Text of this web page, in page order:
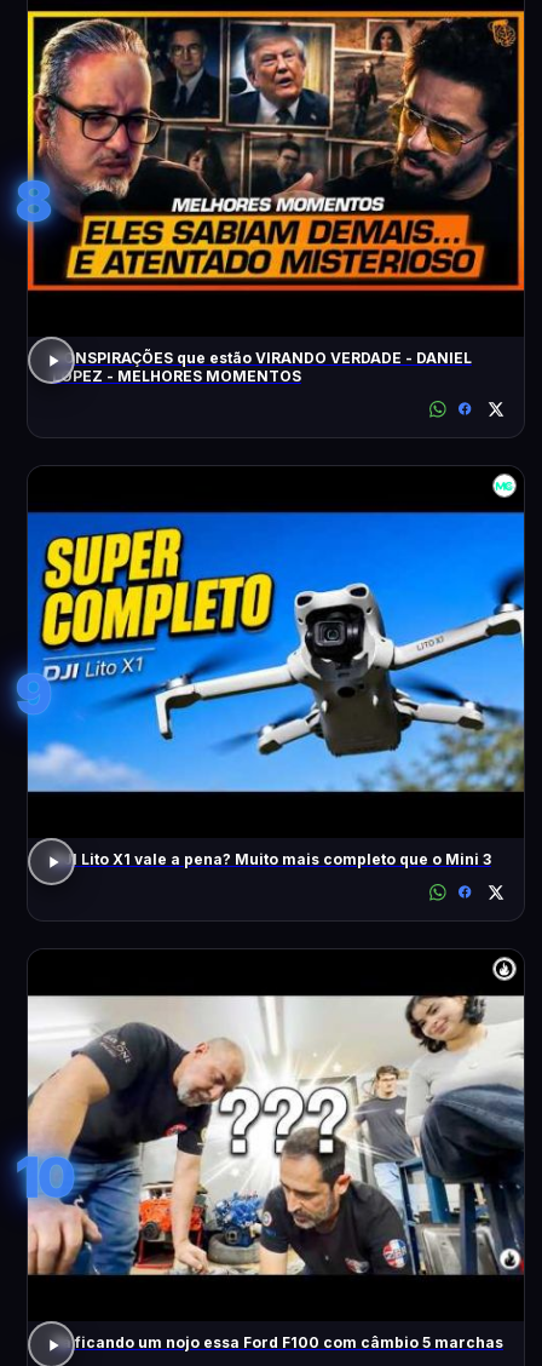
8
CONSPIRAÇÕES que estão VIRANDO VERDADE - DANIEL
LOPEZ - MELHORES MOMENTOS
9
DJI Lito X1 vale a pena? Muito mais completo que o Mini 3
10
Tá ficando um nojo essa Ford F100 com câmbio 5 marchas